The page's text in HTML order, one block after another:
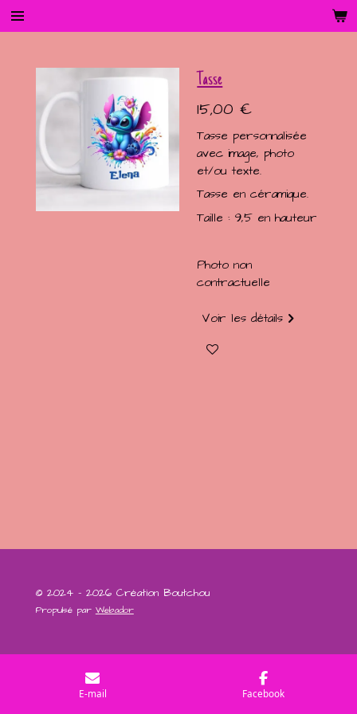
Passer
au
principal
Tasse
15,00 €
Tasse personnalisée
avec image, photo
et/ou texte.
Tasse en céramique.
Taille : 9,5 en hauteur
Photo non
contractuelle
Voir les détails
© 2024 - 2026 Création Boutchou
Propulsé par Webador
E-mail Facebook